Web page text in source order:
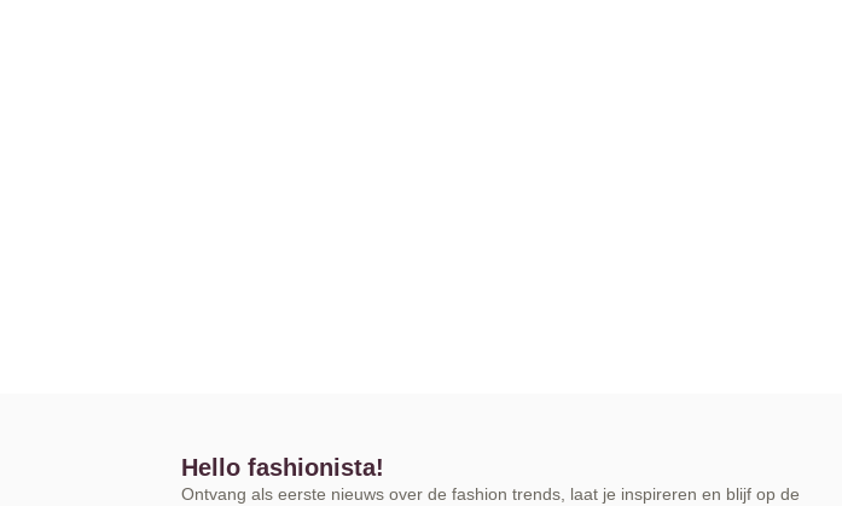
Hello fashionista!
Ontvang als eerste nieuws over de fashion trends, laat je inspireren en blijf op de